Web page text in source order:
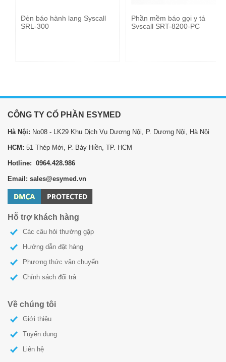
Đèn báo hành lang Syscall
SRL-300
Phần mềm báo gọi y tá
Syscall SRT-8200-PC
CÔNG TY CỔ PHẦN ESYMED
Hà Nội: No08 - LK29 Khu Dịch Vụ Dương Nội, P. Dương Nội, Hà Nội
HCM: 51 Thép Mới, P. Bảy Hiền, TP. HCM
Hotline: 0964.428.986
Email: sales@esymed.vn
Hỗ trợ khách hàng
Các câu hỏi thường gặp
Hướng dẫn đặt hàng
Phương thức vận chuyển
Chính sách đổi trả
Về chúng tôi
Giới thiệu
Tuyển dụng
Liên hệ